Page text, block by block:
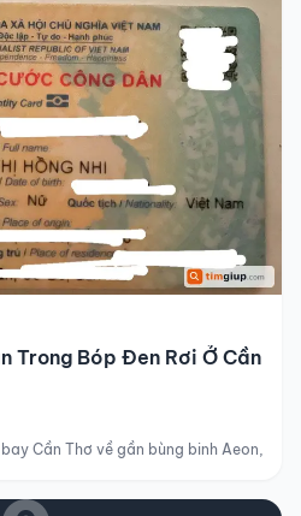
Trong Bóp Đen Rơi Ở Cần
Cần Thơ về gần bùng binh Aeon, Cần